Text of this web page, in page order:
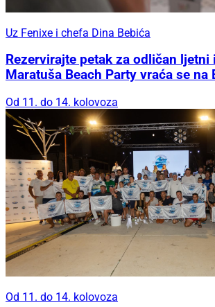
Uz Fenixe i chefa Dina Bebića
Rezervirajte petak za odličan ljetni
Maratuša Beach Party vraća se na
Od 11. do 14. kolovoza
Od 11. do 14. kolovoza